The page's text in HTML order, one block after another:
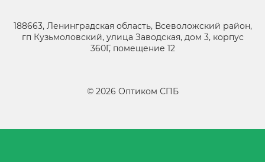
188663, Ленинградская область, Всеволожский район,
гп Кузьмоловский, улица Заводская, дом 3, корпус
360Г, помещение 12
© 2026 Оптиком СПБ